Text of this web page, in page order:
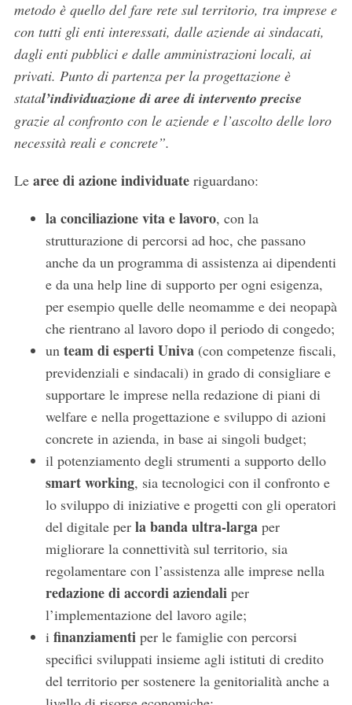
metodo è quello del fare rete sul territorio, tra imprese e
con tutti gli enti interessati, dalle aziende ai sindacati,
dagli enti pubblici e dalle amministrazioni locali, ai
privati. Punto di partenza per la progettazione è
statal’individuazione di aree di intervento precise
grazie al confronto con le aziende e l’ascolto delle loro
necessità reali e concrete”.
Le aree di azione individuateriguardano:
la conciliazione vita e lavoro, con la
strutturazione di percorsi ad hoc, che passano
anche da un programma di assistenza ai dipendenti
e da una help line di supporto per ogni esigenza,
per esempio quelle delle neomamme e dei neopapà
che rientrano al lavoro dopo il periodo di congedo;
un team di esperti Univa(con competenze fiscali,
previdenziali e sindacali) in grado di consigliare e
supportare le imprese nella redazione di piani di
welfare e nella progettazione e sviluppo di azioni
concrete in azienda, in base ai singoli budget;
il potenziamento degli strumenti a supporto dello
smart working, sia tecnologici con il confronto e
lo sviluppo di iniziative e progetti con gli operatori
del digitale per la banda ultra-largaper
migliorare la connettività sul territorio, sia
regolamentare con l’assistenza alle imprese nella
redazione di accordi aziendaliper
l’implementazione del lavoro agile;
i finanziamenti per le famiglie con percorsi
specifici sviluppati insieme agli istituti di credito
del territorio per sostenere la genitorialità anche a